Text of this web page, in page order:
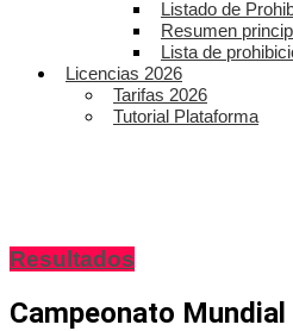
Listado de
Resumen
Lista de
Licencias 2026
Tarifas 2026
Tutorial Plataforma
Resultados
Campeonato